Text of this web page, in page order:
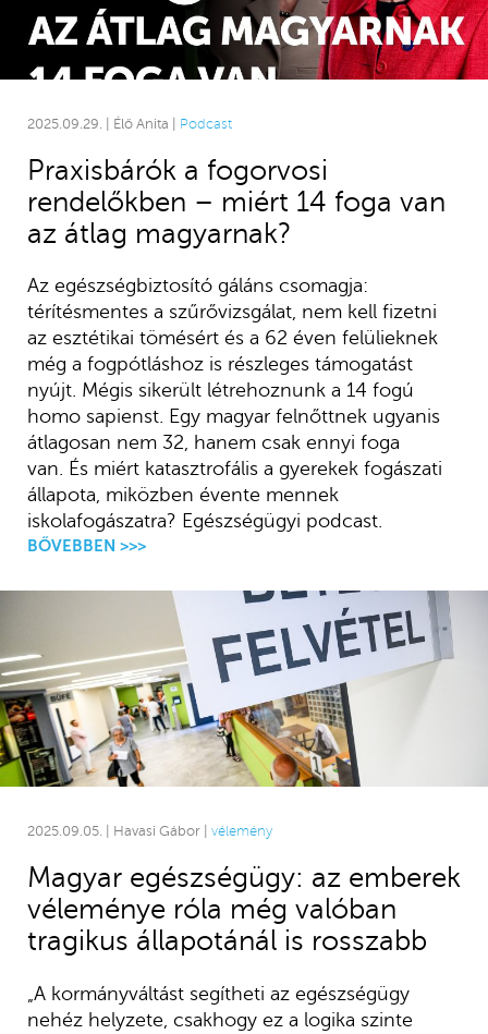
2025.09.29. | Élő Anita | Podcast
Praxisbárók a fogorvosi
rendelőkben – miért 14 foga van
az átlag magyarnak?
Az egészségbiztosító gáláns csomagja:
térítésmentes a szűrővizsgálat, nem kell fizetni
az esztétikai tömésért és a 62 éven felülieknek
még a fogpótláshoz is részleges támogatást
nyújt. Mégis sikerült létrehoznunk a 14 fogú
homo sapienst. Egy magyar felnőttnek ugyanis
átlagosan nem 32, hanem csak ennyi foga
van. És miért katasztrofális a gyerekek fogászati
állapota, miközben évente mennek
iskolafogászatra? Egészségügyi podcast.
BŐVEBBEN >>>
2025.09.05. | Havasi Gábor | vélemény
Magyar egészségügy: az emberek
véleménye róla még valóban
tragikus állapotánál is rosszabb
„A kormányváltást segítheti az egészségügy
nehéz helyzete, csakhogy ez a logika szinte